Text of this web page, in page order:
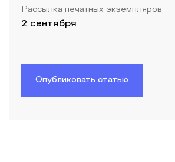
Рассылка печатных экземпляров
2 сентября
Опубликовать статью